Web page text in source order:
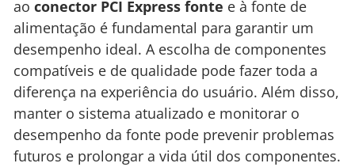
ao conector PCI Express fonte e à fonte de
alimentação é fundamental para garantir um
desempenho ideal. A escolha de componentes
compatíveis e de qualidade pode fazer toda a
diferença na experiência do usuário. Além disso,
manter o sistema atualizado e monitorar o
desempenho da fonte pode prevenir problemas
futuros e prolongar a vida útil dos componentes.